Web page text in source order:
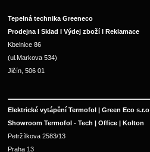
Tepelná technika Greeneco
Prodejna I Sklad I Výdej zboží I Reklamace
Kbelnice 86
(ul.Markova 534)
Jičín, 506 01
Elektrické vytápění Termofol | Green Eco s.r.o
Showroom Termofol - Tech | Office | Kolton
Petržílkova 2583/13
Praha 13